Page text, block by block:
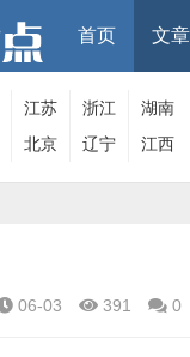
首页 文章
江苏 浙江
湖南
北京 辽宁 江西
06-03 391 0